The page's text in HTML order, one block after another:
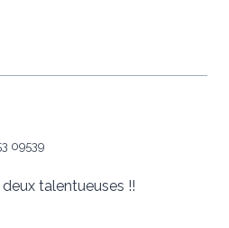
09539
talentueuses !!